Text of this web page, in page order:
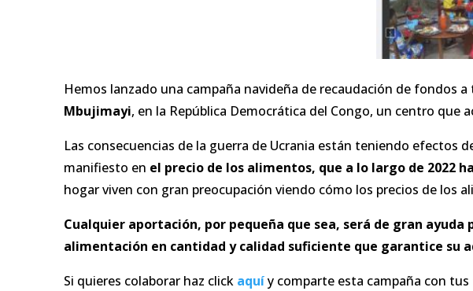
Hemos lanzado una campaña navideña de recaudación de fondos
Mbujimayi, en la República Democrática del Congo, un centro que
Las consecuencias de la guerra de Ucrania están teniendo efectos
manifiesto en el precio de los alimentos, que a lo largo de 2022
hogar viven con gran preocupación viendo cómo los precios de los
Cualquier aportación, por pequeña que sea, será de gran
alimentación en cantidad y calidad suficiente que garantice su
Si quieres colaborar haz click aquíy comparte esta campaña con tus